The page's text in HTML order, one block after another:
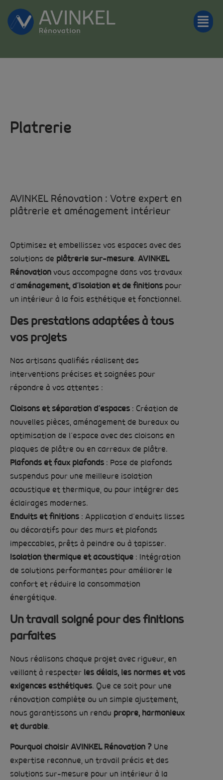
Platrerie
AVINKEL Rénovation : Votre expert en
plâtrerie et aménagement intérieur
Optimisez et embellissez vos espaces avec des
solutions de plâtrerie sur-mesure. AVINKEL
Rénovation vous accompagne dans vos travaux
d’aménagement, d’isolation et de finitions pour
un intérieur à la fois esthétique et fonctionnel.
Des prestations adaptées à tous
vos projets
Nos artisans qualifiés réalisent des
interventions précises et soignées pour
répondre à vos attentes :
Cloisons et séparation d’espaces : Création de
nouvelles pièces, aménagement de bureaux ou
optimisation de l’espace avec des cloisons en
plaques de plâtre ou en carreaux de plâtre.
Plafonds et faux plafonds : Pose de plafonds
suspendus pour une meilleure isolation
acoustique et thermique, ou pour intégrer des
éclairages modernes.
Enduits et finitions : Application d’enduits lisses
ou décoratifs pour des murs et plafonds
impeccables, prêts à peindre ou à tapisser.
Isolation thermique et acoustique : Intégration
de solutions performantes pour améliorer le
confort et réduire la consommation
énergétique.
Un travail soigné pour des finitions
parfaites
Nous réalisons chaque projet avec rigueur, en
veillant à respecter les délais, les normes et vos
exigences esthétiques. Que ce soit pour une
rénovation complète ou un simple ajustement,
nous garantissons un rendu propre, harmonieux
et durable.
Pourquoi choisir AVINKEL Rénovation ? Une
expertise reconnue, un travail précis et des
solutions sur-mesure pour un intérieur à la